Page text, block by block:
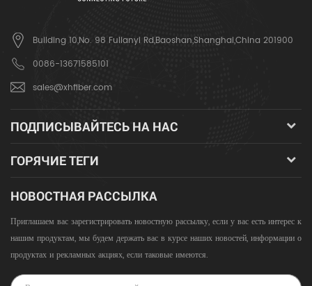
Building 10,No. 98 Fulianyi Rd,Baoshan,Shanghai,China 201900
0086-13671585101
sales@xhfiber.com
ПОДПИСЫВАЙТЕСЬ НА НАС
ГОРЯЧИЕ ТЕГИ
НОВОСТНАЯ РАССЫЛКА
Приглашаем вас зарегистрировать новостную рассылку, если у вас есть интерес к
нашим продуктам, мы будем держать вас в курсе наших новостей, информации о
продуктах и ​​рекламных акциях, если таковые имеются.